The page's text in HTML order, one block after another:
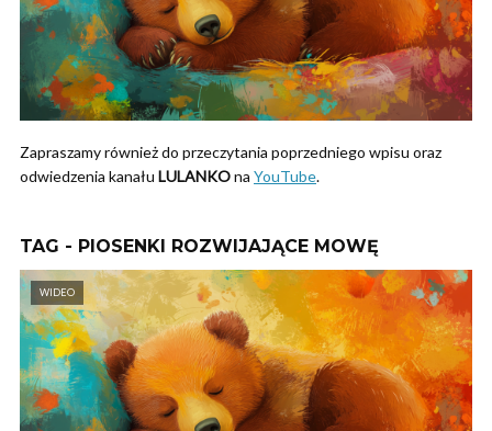
Zapraszamy również do przeczytania poprzedniego wpisu oraz
odwiedzenia kanału LULANKOna YouTube.
TAG - PIOSENKI ROZWIJAJĄCE MOWĘ
WIDEO